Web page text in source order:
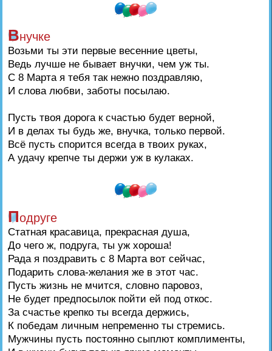
Внучке
Возьми ты эти первые весенние цветы,
Ведь лучше не бывает внучки, чем уж ты.
С 8 Марта я тебя так нежно поздравляю,
И слова любви, заботы посылаю.
Пусть твоя дорога к счастью будет верной,
И в делах ты будь же, внучка, только первой.
Всё пусть спорится всегда в твоих руках,
А удачу крепче ты держи уж в кулаках.
Подруге
Статная красавица, прекрасная душа,
До чего ж, подруга, ты уж хороша!
Рада я поздравить с 8 Марта вот сейчас,
Подарить слова-желания же в этот час.
Пусть жизнь не мчится, словно паровоз,
Не будет предпосылок пойти ей под откос.
За счастье крепко ты всегда держись,
К победам личным непременно ты стремись.
Мужчины пусть постоянно сыплют комплименты,